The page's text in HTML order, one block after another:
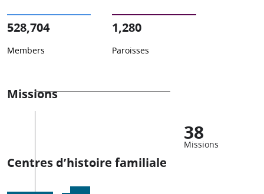
528,704
Members
1,280
Paroisses
Missions
38
Missions
Centres d’histoire familiale